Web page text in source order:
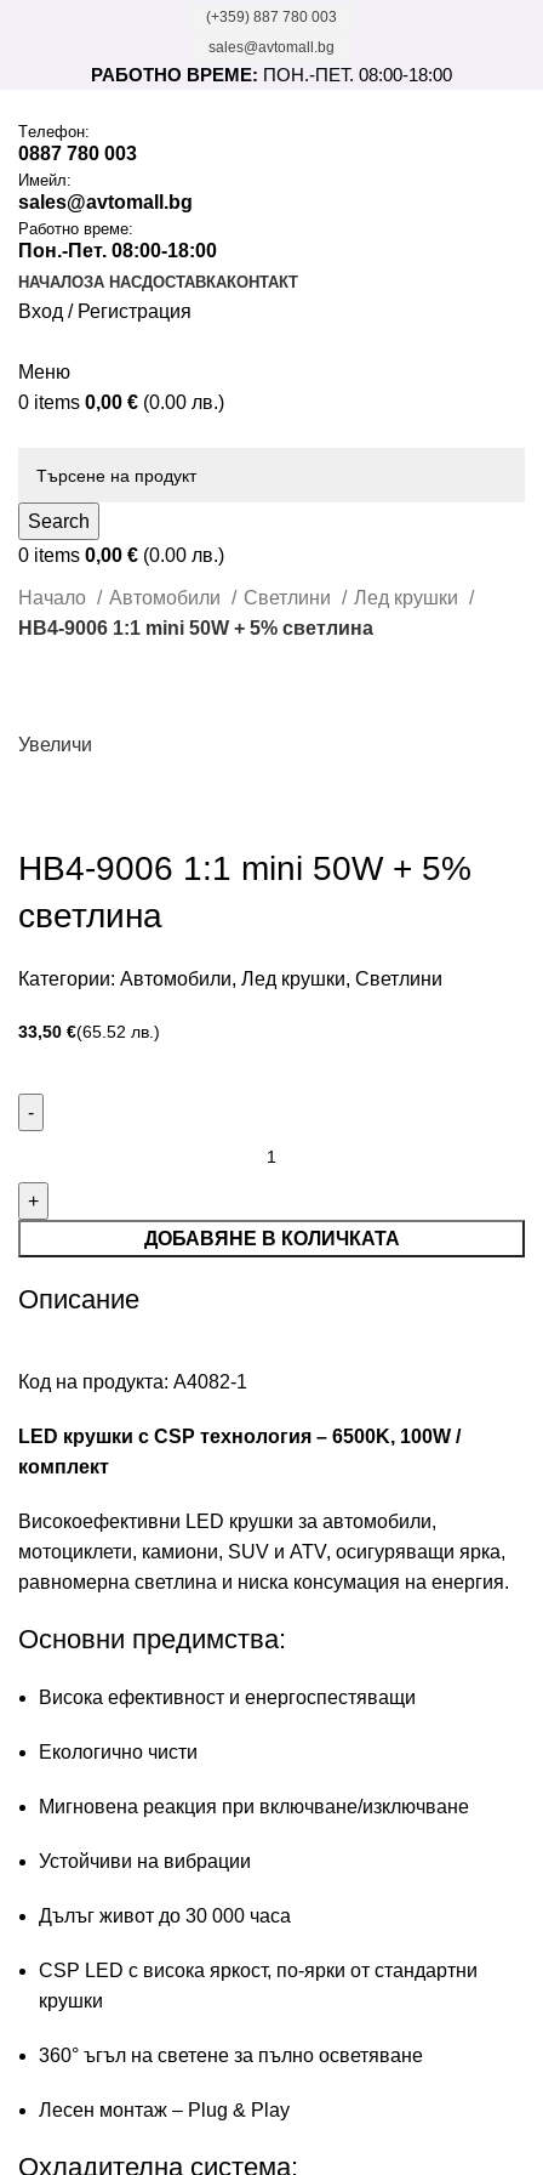
(+359) 887 780 003
sales@avtomall.bg
РАБОТНО ВРЕМЕ: ПОН.-ПЕТ. 08:00-18:00
Tелефон:
0887 780 003
Имейл:
sales@avtomall.bg
Работно време:
Пон.-Пет. 08:00-18:00
НАЧАЛОЗА НАСДОСТАВКАКОНТАКТ
Вход / Регистрация
Меню
0 items 0,00 € (0.00 лв.)
Search
0 items 0,00 € (0.00 лв.)
Начало Автомобили Светлини
Лед крушки
НВ4-9006 1:1 mini 50W + 5% светлина
Увеличи
НВ4-9006 1:1 mini 50W + 5%
светлина
Категории: Автомобили, Лед крушки, Светлини
€
ДОБАВЯНЕ В КОЛИЧКАТА
Описание
Код на продукта: А4082-1
LED крушки с CSP технология – 6500K, 100W /
комплект
Високоефективни LED крушки за автомобили,
мотоциклети, камиони, SUV и ATV, осигуряващи ярка,
равномерна светлина и ниска консумация на енергия.
Основни предимства:
Висока ефективност и енергоспестяващи
Екологично чисти
Мигновена реакция при включване/изключване
Устойчиви на вибрации
Дълъг живот до 30 000 часа
CSP LED с висока яркост, по-ярки от стандартни
крушки
360° ъгъл на светене за пълно осветяване
Лесен монтаж – Plug & Play
Охладителна система: